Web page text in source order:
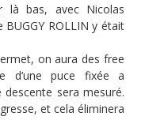
là bas, avec Nicolas
ROLLIN y était
on aura des free
d’une puce fixée a
descente sera mesuré.
et cela éliminera